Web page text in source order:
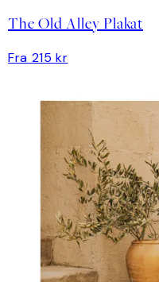
The Old Alley Plakat
Fra 215 kr